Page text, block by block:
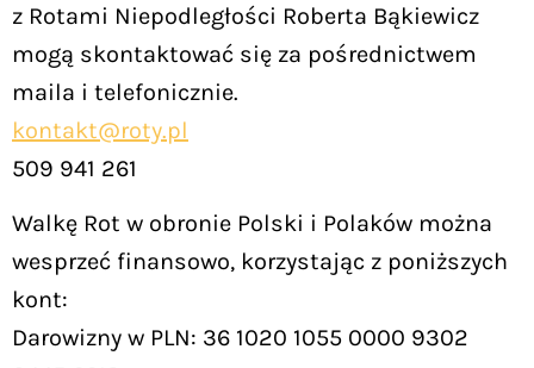
z Rotami Niepodległości Roberta Bąkiewicz
mogą skontaktować się za pośrednictwem
maila i telefonicznie.
kontakt@roty.pl
509 941 261
Walkę Rot w obronie Polski i Polaków można
wesprzeć finansowo, korzystając z poniższych
kont:
Darowizny w PLN: 36 1020 1055 0000 9302